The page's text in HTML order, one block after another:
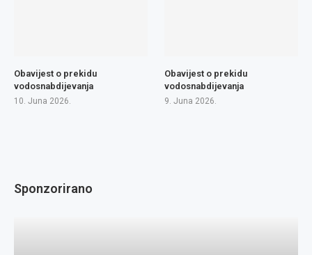
Obavijest o prekidu
vodosnabdijevanja
10. Juna 2026.
Obavijest o prekidu
vodosnabdijevanja
9. Juna 2026.
Sponzorirano